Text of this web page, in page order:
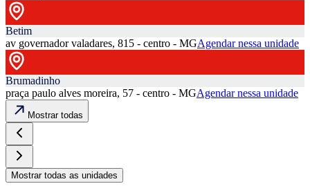
Betim
av governador valadares, 815 - centro - MGAgendar nessa unidade
Brumadinho
praça paulo alves moreira, 57 - centro - MGAgendar nessa unidade
Mostrar todas
Mostrar todas as unidades